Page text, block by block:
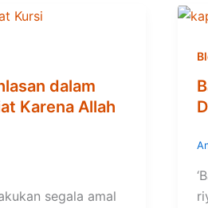
dalam
Karena Allah
segala amal